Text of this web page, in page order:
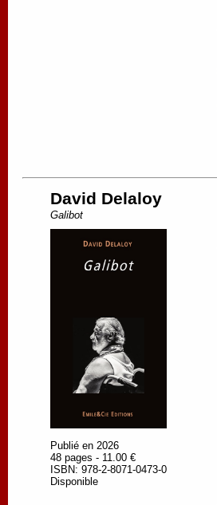
David Delaloy
Galibot
Publié en 2026
48 pages - 11.00 €
ISBN: 978-2-8071-0473-0
Disponible